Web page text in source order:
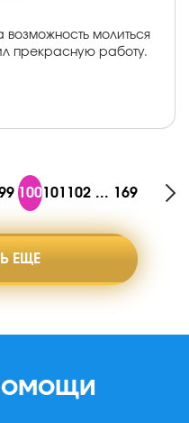
возможность молиться
прекрасную работу.
100101 102 ... 169
ЕЩЕ